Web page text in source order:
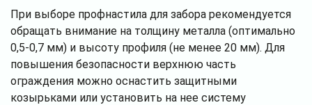
При выборе профнастила для забора рекомендуется
обращать внимание на толщину металла (оптимально
0,5-0,7 мм) и высоту профиля (не менее 20 мм). Для
повышения безопасности верхнюю часть
ограждения можно оснастить защитными
козырьками или установить на нее систему